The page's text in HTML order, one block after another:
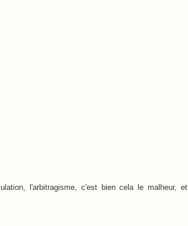
l'arbitragisme, c'est bien cela le malheur, et